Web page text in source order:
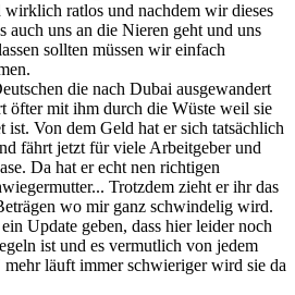
ratlos und nachdem wir dieses
auch uns an die Nieren geht und uns
sollten müssen wir einfach
die nach Dubai ausgewandert
öfter mit ihm durch die Wüste weil sie
ist. Von dem Geld hat er sich tatsächlich
fährt jetzt für viele Arbeitgeber und
Da hat er echt nen richtigen
Trotzdem zieht er ihr das
wo mir ganz schwindelig wird.
Update geben, dass hier leider noch
ist und es vermutlich von jedem
läuft immer schwieriger wird sie da